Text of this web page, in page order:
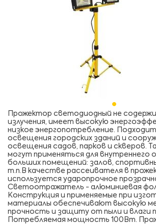
Прожектор светодиодный не
излучения, имеет высокую
низкое энергопотребление.
освещения городских зданий и
освещения садов, парков и скверов.
могут применяться для внутреннего
больших помещений: залов,
т.п.В качестве рассеивателя в
используется ударопрочное
Светоотражатель - алюминиевая
Конструкция и применяемые при
материалы обеспечивают высокую
прочность и защиту от пыли и влаги
Потребляемая мощность 100Вт.